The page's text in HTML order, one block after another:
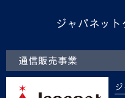
ジャパネット
通信販売事業